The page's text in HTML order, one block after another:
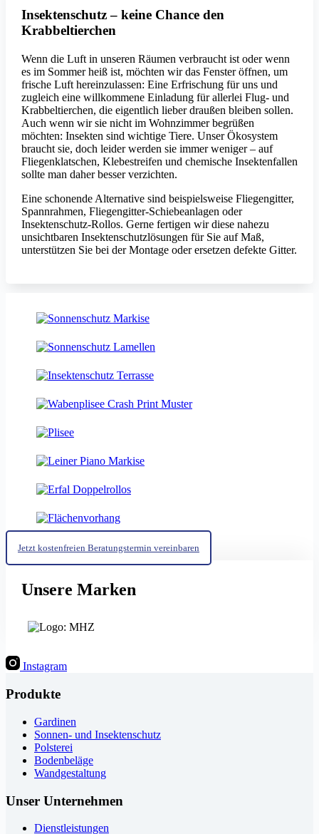
Insektenschutz – keine Chance den
Krabbeltierchen
Wenn die Luft in unseren Räumen verbraucht ist oder wenn
es im Sommer heiß ist, möchten wir das Fenster öffnen, um
frische Luft hereinzulassen: Eine Erfrischung für uns und
zugleich eine willkommene Einladung für allerlei Flug- und
Krabbeltierchen, die eigentlich lieber draußen bleiben sollen.
Auch wenn wir sie nicht im Wohnzimmer begrüßen
möchten: Insekten sind wichtige Tiere. Unser Ökosystem
braucht sie, doch leider werden sie immer weniger – auf
Fliegenklatschen, Klebestreifen und chemische Insektenfallen
sollte man daher besser verzichten.
Eine schonende Alternative sind beispielsweise Fliegengitter,
Spannrahmen, Fliegengitter-Schiebeanlagen oder
Insektenschutz-Rollos. Gerne fertigen wir diese nahezu
unsichtbaren Insektenschutzlösungen für Sie auf Maß,
unterstützen Sie bei der Montage oder ersetzen defekte Gitter.
Jetzt kostenfreien Beratungstermin vereinbaren
Unsere Marken
Instagram
Produkte
Gardinen
Sonnen- und Insektenschutz
Polsterei
Bodenbeläge
Wandgestaltung
Unser Unternehmen
Dienstleistungen